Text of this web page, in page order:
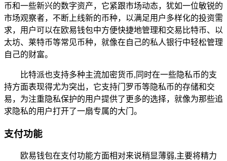
币和一些新兴的数字资产，它紧跟市场动态，犹如一位敏锐的
市场观察者，不断上线新的币种，以满足用户多样化的投资需
求，用户可以在欧易钱包中方便快捷地管理和交易比特币、以
太坊、莱特币等常见币种，就像在自己的私人银行中轻松管理
自己的财富。
比特派也支持多种主流加密货币,同时在一些隐私币的支
持方面表现得尤为突出，它支持门罗币等隐私币的存储和交
易，为注重隐私保护的用户提供了更多的选择，就像为那些追
求隐私的用户打开了一扇专属的大门。
支付功能
欧易钱包在支付功能方面相对来说稍显薄弱,主要将精力